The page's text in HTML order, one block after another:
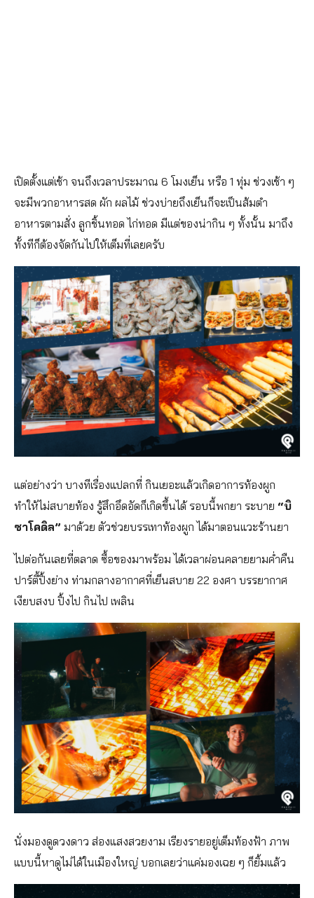
เปิดตั้งแต่เช้า จนถึงเวลาประมาณ 6 โมงเย็น หรือ 1 ทุ่ม ช่วงเช้า ๆ
จะมีพวกอาหารสด ผัก ผลไม้ ช่วงบ่ายถึงเย็นก็จะเป็นส้มตำ
อาหารตามสั่ง ลูกชิ้นทอด ไก่ทอด มีแต่ของน่ากิน ๆ ทั้งนั้น มาถึง
ทั้งทีก็ต้องจัดกันไปให้เต็มที่เลยครับ
แต่อย่างว่า บางทีเรื่องแปลกที่ กินเยอะแล้วเกิดอาการท้องผูก
ทำให้ไม่สบายท้อง รู้สึกอึดอัดก็เกิดขึ้นได้ รอบนี้พกยา ระบาย “บิ
ซาโคดิล” มาด้วย ตัวช่วยบรรเทาท้องผูก ได้มาตอนแวะร้านยา
ไปต่อกันเลยที่ตลาด ซื้อของมาพร้อม ได้เวลาผ่อนคลายยามค่ำคืน
ปาร์ตี้ปิ้งย่าง ท่ามกลางอากาศที่เย็นสบาย 22 องศา บรรยากาศ
เงียบสงบ ปิ้งไป กินไป เพลิน
นั่งมองดูดวงดาว ส่องแสงสวยงาม เรียงรายอยู่เต็มท้องฟ้า ภาพ
แบบนี้หาดูไม่ได้ในเมืองใหญ่ บอกเลยว่าแค่มองเฉย ๆ ก็ยิ้มแล้ว